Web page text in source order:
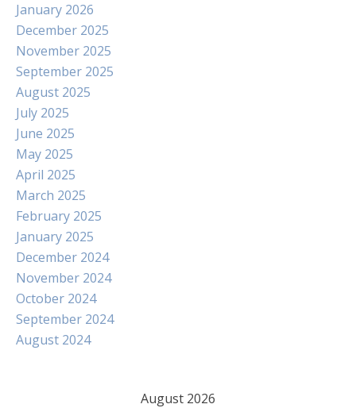
January 2026
December 2025
November 2025
September 2025
August 2025
July 2025
June 2025
May 2025
April 2025
March 2025
February 2025
January 2025
December 2024
November 2024
October 2024
September 2024
August 2024
August 2026